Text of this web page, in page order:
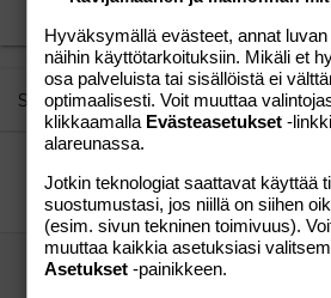
22
26
Times New Roman
Trebuchet MS
Verdana
Heading 3
Similar threads
mika Vauvat ja taaperot
3
minski74
kolmen lapsen talous,
Hyväksymällä evästeet, annat
näihin käyttötarkoituksiin. Mikäli et
osa palveluista tai sisällöistä ei
optimaalisesti. Voit muuttaa
klikkaamalla Evästeasetukset -
alareunassa.
Jotkin teknologiat saattavat käyttää
suostumustasi, jos niillä on siihen
(esim. sivun tekninen toimivuus).
muuttaa kaikkia asetuksiasi
Asetukset -painikkeen.